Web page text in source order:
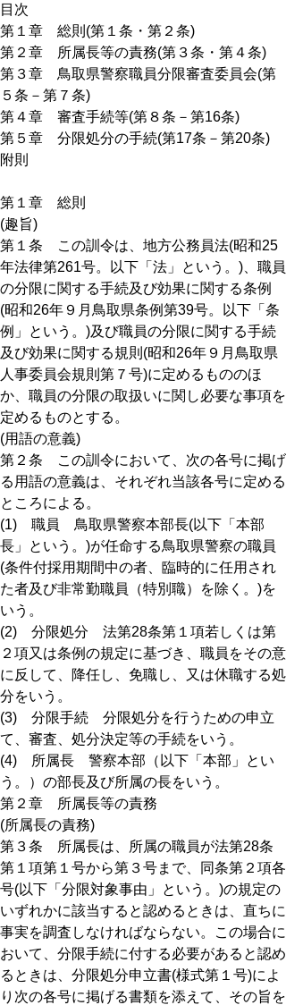
目次
第１章 総則(第１条・第２条)
第２章 所属長等の責務(第３条・第４条)
第３章 鳥取県警察職員分限審査委員会(第
５条－第７条)
第４章 審査手続等(第８条－第16条)
第５章 分限処分の手続(第17条－第20条)
附則
第１章 総則
(趣旨)
第１条 この訓令は、地方公務員法(昭和25
年法律第261号。以下「法」という。)、職員
の分限に関する手続及び効果に関する条例
(昭和26年９月鳥取県条例第39号。以下「条
例」という。)及び職員の分限に関する手続
及び効果に関する規則(昭和26年９月鳥取県
人事委員会規則第７号)に定めるもののほ
か、職員の分限の取扱いに関し必要な事項を
定めるものとする。
(用語の意義)
第２条 この訓令において、次の各号に掲げ
る用語の意義は、それぞれ当該各号に定める
ところによる。
(1) 職員 鳥取県警察本部長(以下「本部
長」という。)が任命する鳥取県警察の職員
(条件付採用期間中の者、臨時的に任用され
た者及び非常勤職員（特別職）を除く。)を
いう。
(2) 分限処分 法第28条第１項若しくは第
２項又は条例の規定に基づき、職員をその意
に反して、降任し、免職し、又は休職する処
分をいう。
(3) 分限手続 分限処分を行うための申立
て、審査、処分決定等の手続をいう。
(4) 所属長 警察本部（以下「本部」とい
う。）の部長及び所属の長をいう。
第２章 所属長等の責務
(所属長の責務)
第３条 所属長は、所属の職員が法第28条
第１項第１号から第３号まで、同条第２項各
号(以下「分限対象事由」という。)の規定の
いずれかに該当すると認めるときは、直ちに
事実を調査しなければならない。この場合に
おいて、分限手続に付する必要があると認め
るときは、分限処分申立書(様式第１号)によ
り次の各号に掲げる書類を添えて、その旨を